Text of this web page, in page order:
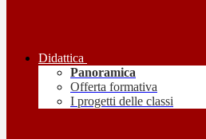
Didattica
Panoramica
Offerta formativa
I progetti delle classi